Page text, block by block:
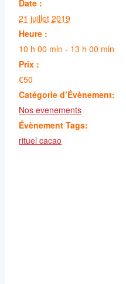
Date :
21 juillet 2019
Heure :
10 h 00 min - 13 h 00 min
Prix :
€50
Catégorie d’Évènement:
Nos evenements
Évènement Tags:
rituel cacao